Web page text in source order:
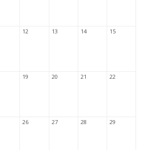
12 13 14 15
19 20 21 22
26 27 28 29